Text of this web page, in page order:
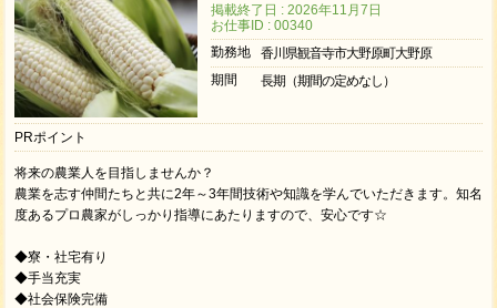
掲載終了日 : 2026年11月7日
お仕事ID : 00340
勤務地
香川県観音寺市大野原町大野原
期間
長期（期間の定めなし）
PRポイント
将来の農業人を目指しませんか？
農業を志す仲間たちと共に2年～3年間技術や知識を学んでいただきます。知名
度あるプロ農家がしっかり指導にあたりますので、安心です☆
◆寮・社宅有り
◆手当充実
◆社会保険完備